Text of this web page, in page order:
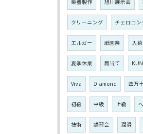
楽器製作 旭川展示会
クリーニング チェロコン
エルガー 祇園祭 入荷
夏季休業 肩当て KUN
Viva Diamond 四万
初級 中級 上級
技術 講習会 潤滑